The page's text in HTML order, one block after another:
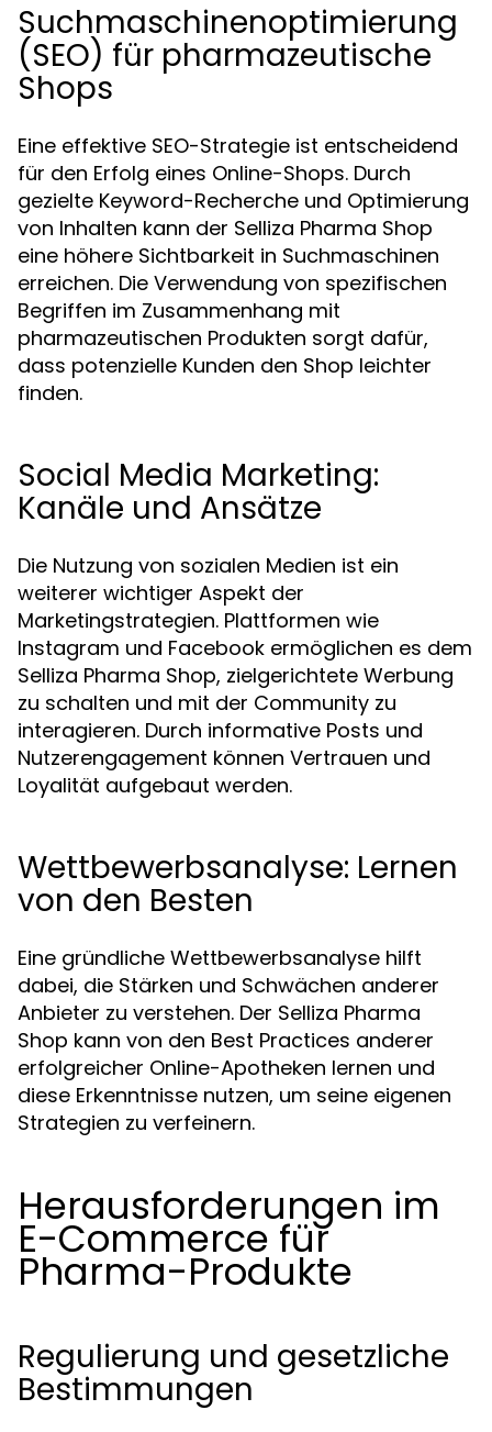
Suchmaschinenoptimierung
(SEO) für pharmazeutische
Shops
Eine effektive SEO-Strategie ist entscheidend
für den Erfolg eines Online-Shops. Durch
gezielte Keyword-Recherche und Optimierung
von Inhalten kann der Selliza Pharma Shop
eine höhere Sichtbarkeit in Suchmaschinen
erreichen. Die Verwendung von spezifischen
Begriffen im Zusammenhang mit
pharmazeutischen Produkten sorgt dafür,
dass potenzielle Kunden den Shop leichter
finden.
Social Media Marketing:
Kanäle und Ansätze
Die Nutzung von sozialen Medien ist ein
weiterer wichtiger Aspekt der
Marketingstrategien. Plattformen wie
Instagram und Facebook ermöglichen es dem
Selliza Pharma Shop, zielgerichtete Werbung
zu schalten und mit der Community zu
interagieren. Durch informative Posts und
Nutzerengagement können Vertrauen und
Loyalität aufgebaut werden.
Wettbewerbsanalyse: Lernen
von den Besten
Eine gründliche Wettbewerbsanalyse hilft
dabei, die Stärken und Schwächen anderer
Anbieter zu verstehen. Der Selliza Pharma
Shop kann von den Best Practices anderer
erfolgreicher Online-Apotheken lernen und
diese Erkenntnisse nutzen, um seine eigenen
Strategien zu verfeinern.
Herausforderungen im
E-Commerce für
Pharma-Produkte
Regulierung und gesetzliche
Bestimmungen